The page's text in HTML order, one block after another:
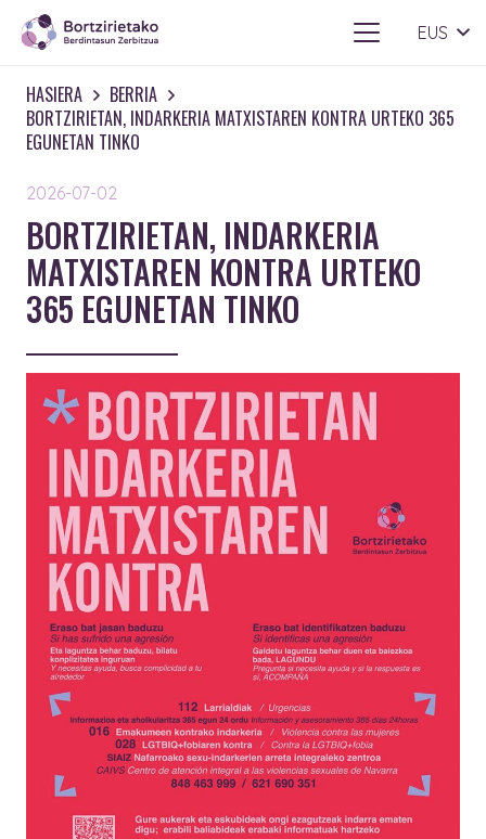
EUS
HASIERA
BERRIA
BORTZIRIETAN, INDARKERIA MATXISTAREN KONTRA URTEKO 365
EGUNETAN TINKO
2026-07-02
BORTZIRIETAN, INDARKERIA
MATXISTAREN KONTRA URTEKO
365 EGUNETAN TINKO